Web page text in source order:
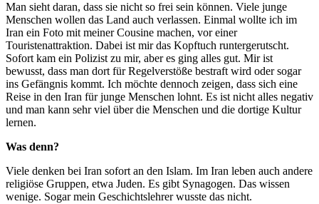
Man sieht daran, dass sie nicht so frei sein können. Viele junge
Menschen wollen das Land auch verlassen. Einmal wollte ich im
Iran ein Foto mit meiner Cousine machen, vor einer
Touristenattraktion. Dabei ist mir das Kopftuch runtergerutscht.
Sofort kam ein Polizist zu mir, aber es ging alles gut. Mir ist
bewusst, dass man dort für Regelverstöße bestraft wird oder sogar
ins Gefängnis kommt. Ich möchte dennoch zeigen, dass sich eine
Reise in den Iran für junge Menschen lohnt. Es ist nicht alles negativ
und man kann sehr viel über die Menschen und die dortige Kultur
lernen.
Was denn?
Viele denken bei Iran sofort an den Islam. Im Iran leben auch andere
religiöse Gruppen, etwa Juden. Es gibt Synagogen. Das wissen
wenige. Sogar mein Geschichtslehrer wusste das nicht.